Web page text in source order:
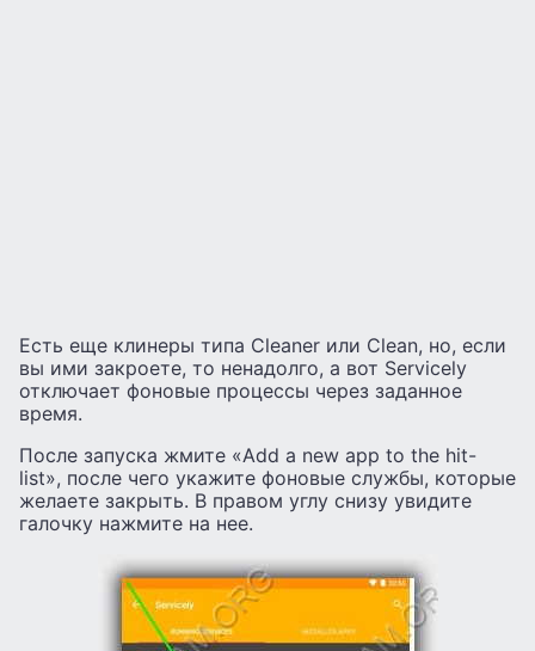
Есть еще клинеры типа Cleaner или Clean, но, если
вы ими закроете, то ненадолго, а вот Servicely
отключает фоновые процессы через заданное
время.
После запуска жмите «Add a new app to the hit-
list», после чего укажите фоновые службы, которые
желаете закрыть. В правом углу снизу увидите
галочку нажмите на нее.